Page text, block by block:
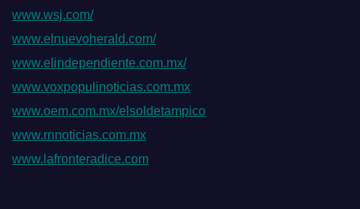
www.wsj.com/
www.elnuevoherald.com/
www.elindependiente.com.mx/
www.voxpopulinoticias.com.mx
www.oem.com.mx/elsoldetampico
www.rnnoticias.com.mx
www.lafronteradice.com